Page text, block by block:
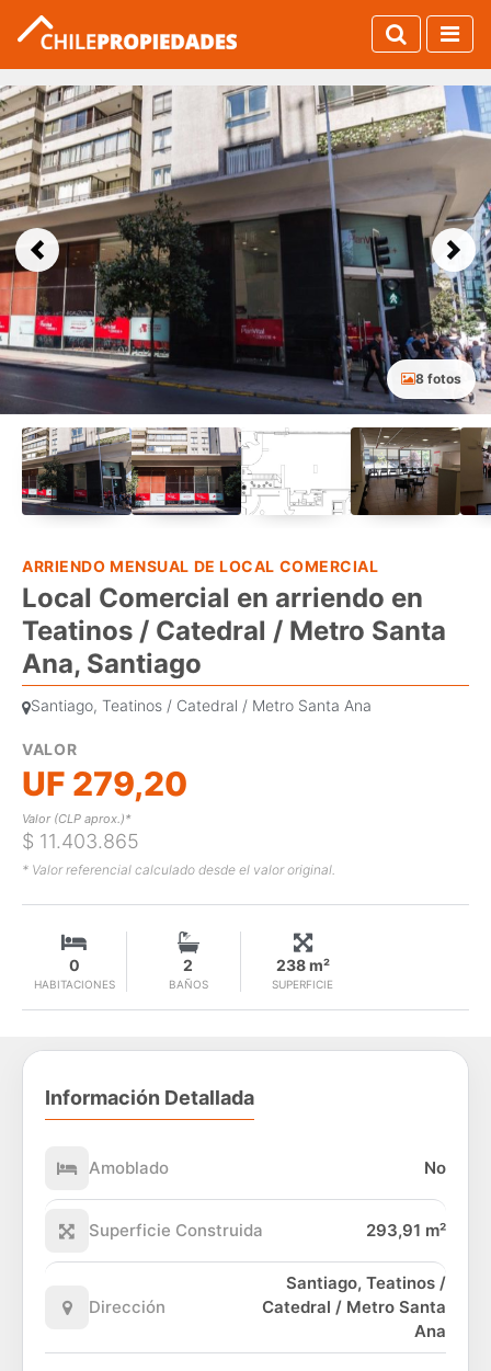
Previous Next
8 fotos
ARRIENDO MENSUAL DE LOCAL COMERCIAL
Local Comercial en arriendo en
Teatinos / Catedral / Metro Santa
Ana, Santiago
Santiago, Teatinos / Catedral / Metro Santa Ana
VALOR
UF 279,20
Valor (CLP aprox.)*
$ 11.403.865
* Valor referencial calculado desde el valor original.
HABITACIONES
0
BAÑOS
2
SUPERFICIE
238 m²
Información Detallada
Amoblado No
Superficie Construida 293,91 m²
Dirección
Santiago, Teatinos /
Catedral / Metro Santa
Ana